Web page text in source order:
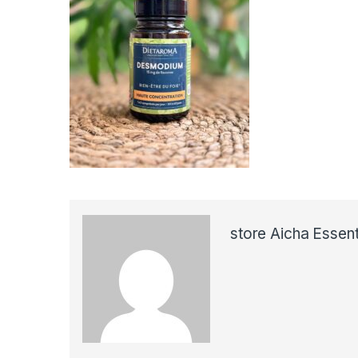
store Aicha